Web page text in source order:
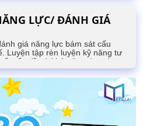
LỰC/ ĐÁNH GIÁ
giá năng lực bám sát cấu
Luyện tập rèn luyện kỹ năng tư
vấn đề và khả năng ứng dụng
sinh.